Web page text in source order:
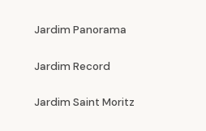
Jardim Panorama
Jardim Record
Jardim Saint Moritz